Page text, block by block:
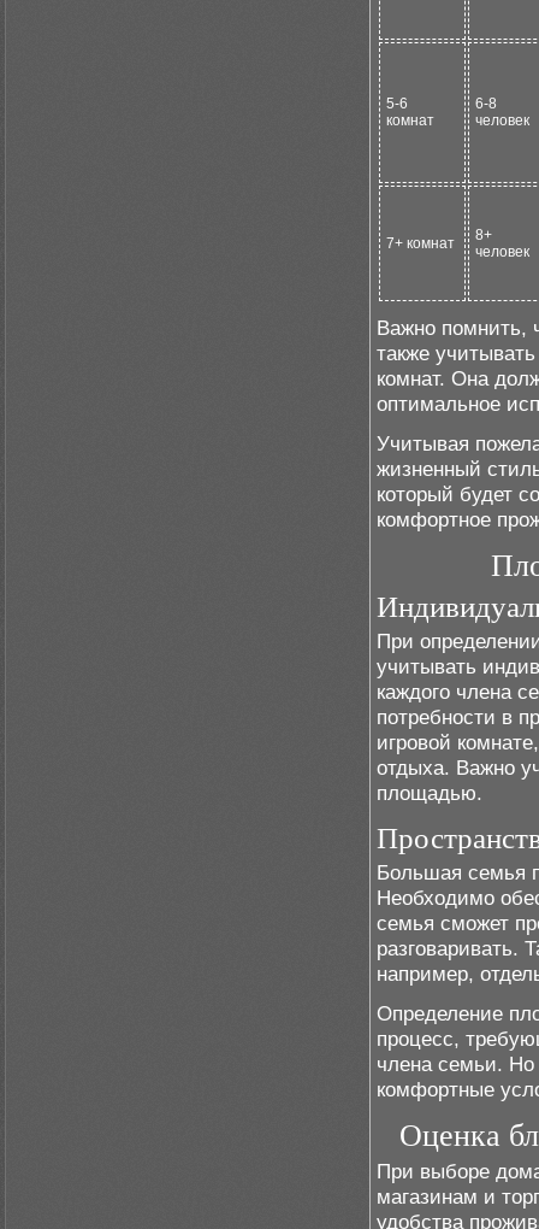
5-6
комнат
6-8
человек
7+ комнат
8+
человек
Важно помнить,
также
комнат. Она
оптимальное
Учитывая
жизненный
который будет
комфортное
При
учитывать
каждого члена
потребности в
игровой
отдыха. Важно
площадью.
Большая семья
Необходимо
семья сможет
разговаривать.
например,
Определение
процесс,
члена семьи.
комфортные
Оценка
При выборе
магазинам и
удобства